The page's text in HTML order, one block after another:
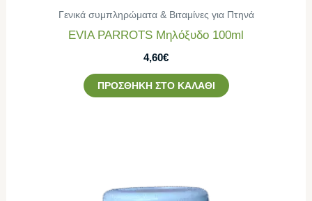
Γενικά συμπληρώματα & Βιταμίνες για Πτηνά
EVIA PARROTS Μηλόξυδο 100ml
4,60€
ΠΡΟΣΘΉΚΗ ΣΤΟ ΚΑΛΆΘΙ